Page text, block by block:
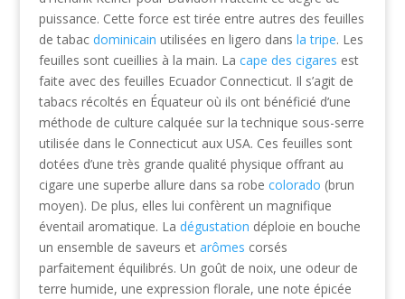
puissance. Cette force est tirée entre autres des feuilles
de tabac dominicain utilisées en ligero dans la tripe. Les
feuilles sont cueillies à la main. La cape des cigares est
faite avec des feuilles Ecuador Connecticut. Il s’agit de
tabacs récoltés en Équateur où ils ont bénéficié d’une
méthode de culture calquée sur la technique sous-serre
utilisée dans le Connecticut aux USA. Ces feuilles sont
dotées d’une très grande qualité physique offrant au
cigare une superbe allure dans sa robe colorado (brun
moyen). De plus, elles lui confèrent un magnifique
éventail aromatique. La dégustation déploie en bouche
un ensemble de saveurs et arômes corsés
parfaitement équilibrés. Un goût de noix, une odeur de
terre humide, une expression florale, une note épicée